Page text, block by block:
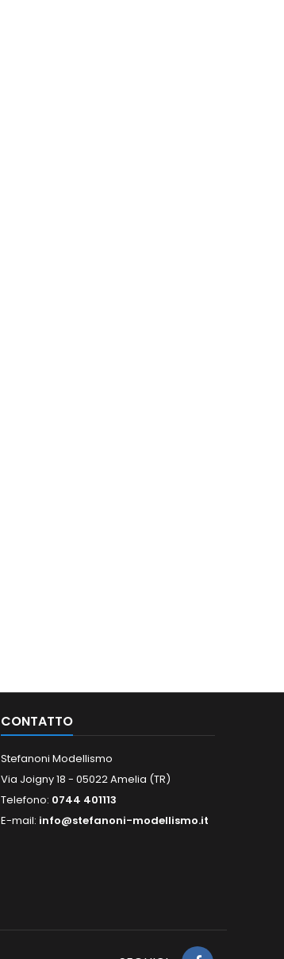
CONTATTO
Stefanoni Modellismo
Via Joigny 18 - 05022 Amelia (TR)
Telefono: 0744 401113
E-mail: info@stefanoni-modellismo.it